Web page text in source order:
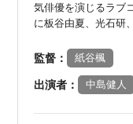
気俳優を演じるラブ
に板谷由夏、光石研
監督： 紙谷楓
出演者： 中島健人